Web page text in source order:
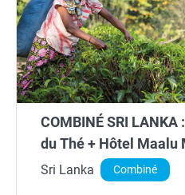
COMBINÉ SRI
du Thé + Hôtel Maalu
nuits
Sri Lanka Combiné